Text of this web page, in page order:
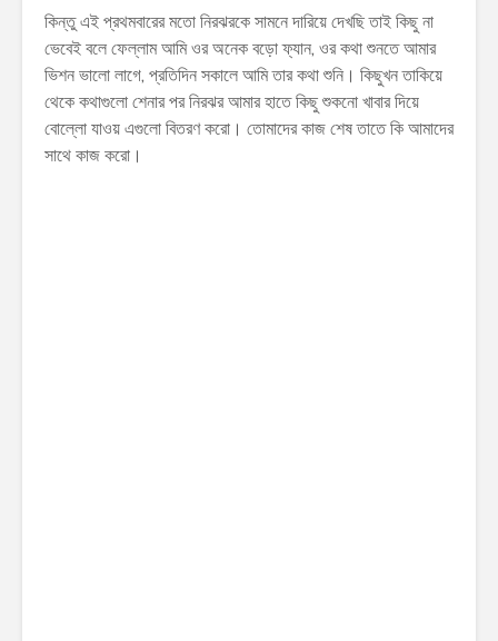
কিন্তু এই প্রথমবারের মতো নিরঝরকে সামনে দারিয়ে দেখছি তাই কিছু না
ভেবেই বলে ফেল্লাম আমি ওর অনেক বড়ো ফ্যান, ওর কথা শুনতে আমার
ভিশন ভালো লাগে, প্রতিদিন সকালে আমি তার কথা শুনি। কিছুখন তাকিয়ে
থেকে কথাগুলো শেনার পর নিরঝর আমার হাতে কিছু শুকনো খাবার দিয়ে
বোল্লো যাওয় এগুলো বিতরণ করো। তোমাদের কাজ শেষ তাতে কি আমাদের
সাথে কাজ করো।